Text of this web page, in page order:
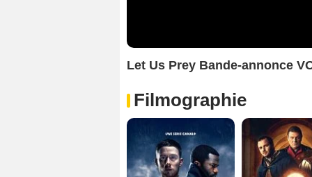
Let Us Prey Bande-annonce
Filmographie